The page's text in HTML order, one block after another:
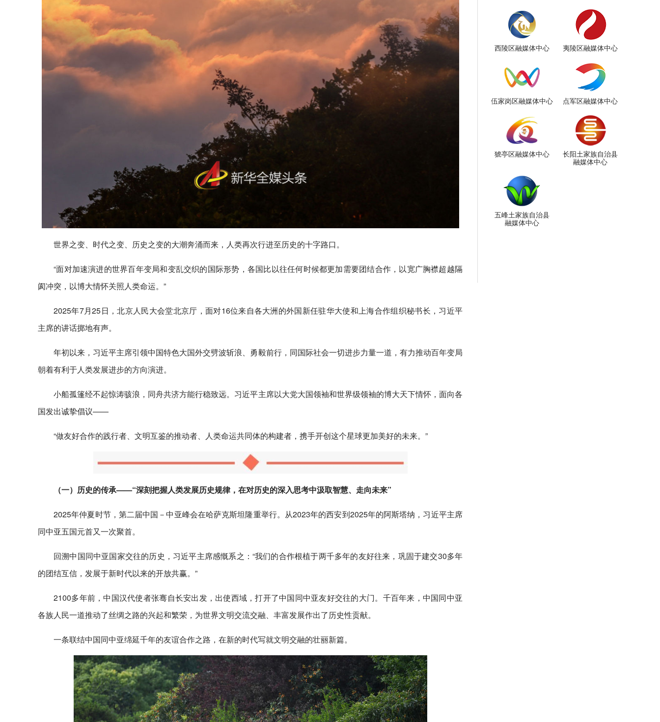
世界之变、时代之变、历史之变的大潮奔涌而来，人类再次行进至历史的十字路口。
“面对加速演进的世界百年变局和变乱交织的国际形势，各国比以往任何时候都更加需要团结合作，以宽广胸襟超越隔
阂冲突，以博大情怀关照人类命运。”
2025年7月25日，北京人民大会堂北京厅，面对16位来自各大洲的外国新任驻华大使和上海合作组织秘书长，习近平
主席的讲话掷地有声。
年初以来，习近平主席引领中国特色大国外交劈波斩浪、勇毅前行，同国际社会一切进步力量一道，有力推动百年变局
朝着有利于人类发展进步的方向演进。
小船孤篷经不起惊涛骇浪，同舟共济方能行稳致远。习近平主席以大党大国领袖和世界级领袖的博大天下情怀，面向各
国发出诚挚倡议——
“做友好合作的践行者、文明互鉴的推动者、人类命运共同体的构建者，携手开创这个星球更加美好的未来。”
（一）历史的传承——“深刻把握人类发展历史规律，在对历史的深入思考中汲取智慧、走向未来”
2025年仲夏时节，第二届中国－中亚峰会在哈萨克斯坦隆重举行。从2023年的西安到2025年的阿斯塔纳，习近平主席
同中亚五国元首又一次聚首。
回溯中国同中亚国家交往的历史，习近平主席感慨系之：“我们的合作根植于两千多年的友好往来，巩固于建交30多年
的团结互信，发展于新时代以来的开放共赢。”
2100多年前，中国汉代使者张骞自长安出发，出使西域，打开了中国同中亚友好交往的大门。千百年来，中国同中亚
各族人民一道推动了丝绸之路的兴起和繁荣，为世界文明交流交融、丰富发展作出了历史性贡献。
一条联结中国同中亚绵延千年的友谊合作之路，在新的时代写就文明交融的壮丽新篇。
西陵区融媒体中心 夷陵区融媒体中心
伍家岗区融媒体中心 点军区融媒体中心
猇亭区融媒体中心
长阳土家族自治县
融媒体中心
五峰土家族自治县
融媒体中心